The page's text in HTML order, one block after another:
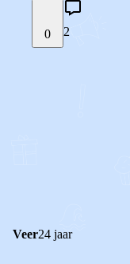
0 2
Veer24 jaar